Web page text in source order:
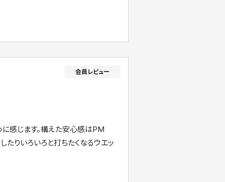
感じます。構えた安心感はPM
たりいろいろと打ちたくなるウエッ